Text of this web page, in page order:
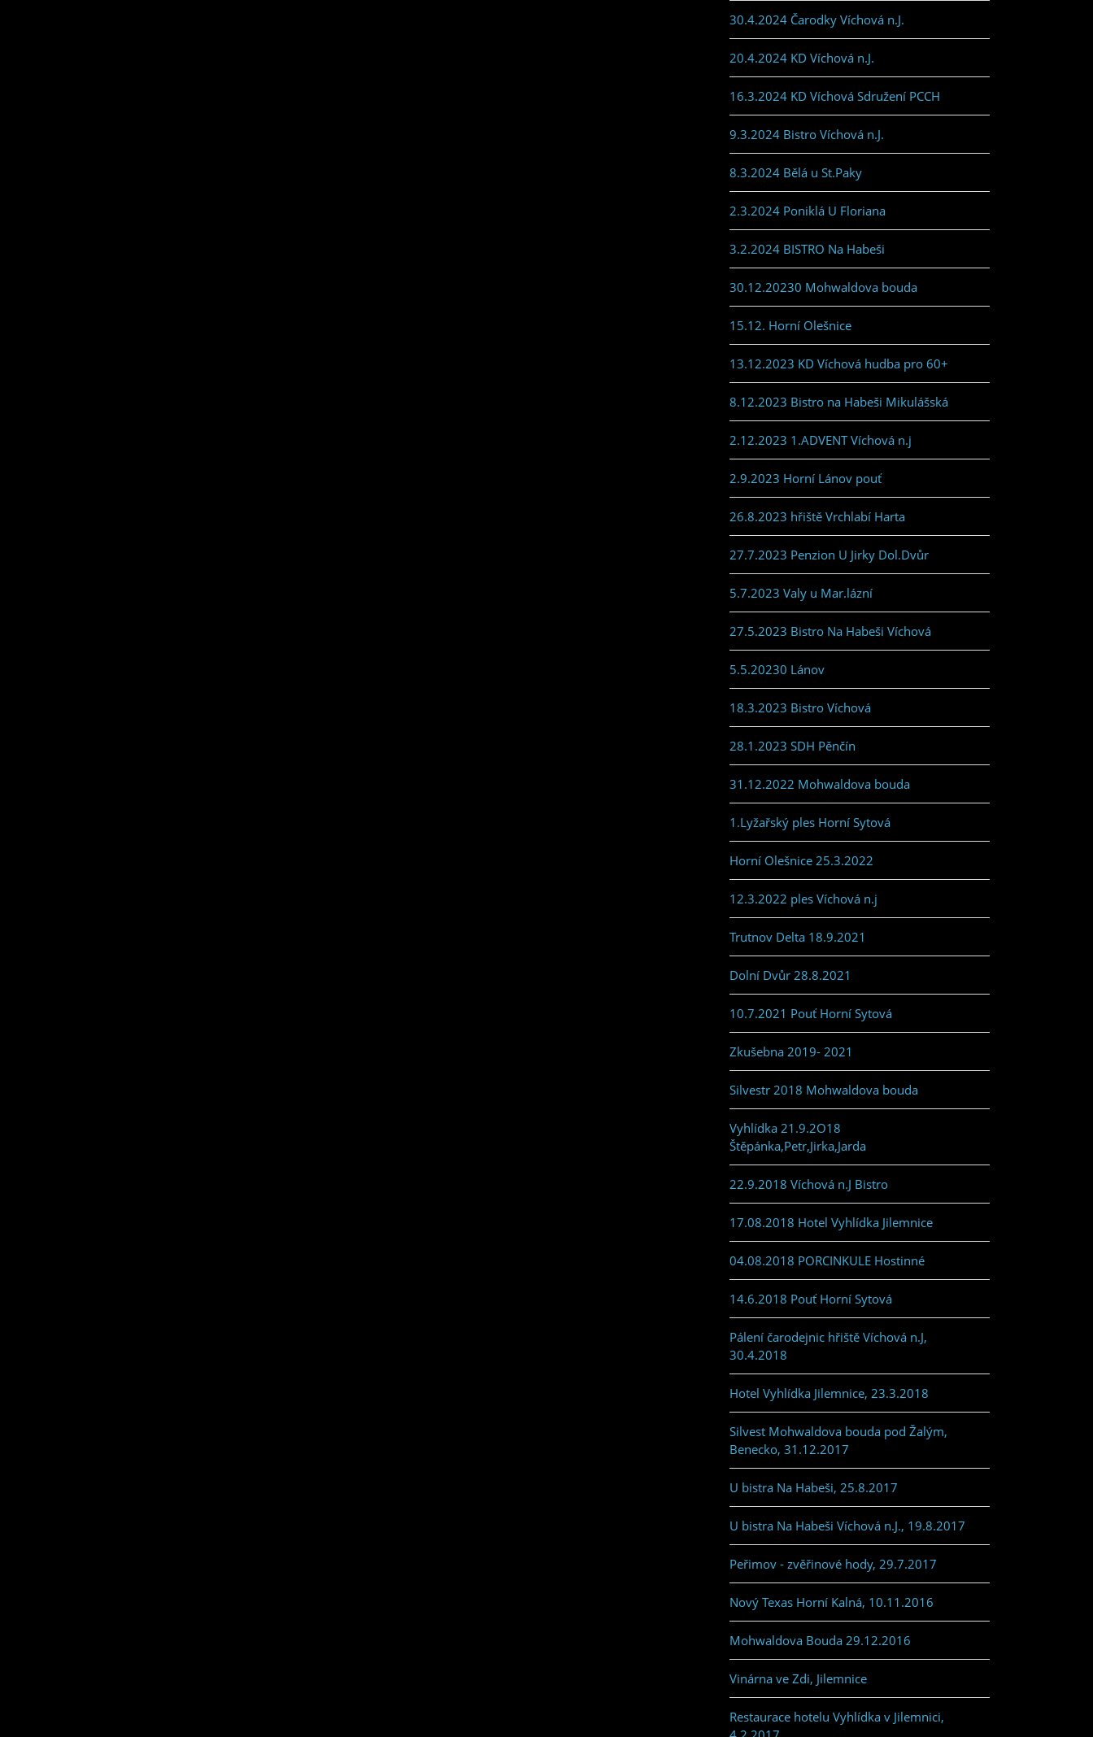
30.4.2024 Čarodky Víchová n.J.
20.4.2024 KD Víchová n.J.
16.3.2024 KD Víchová Sdružení PCCH
9.3.2024 Bistro Víchová n.J.
8.3.2024 Bělá u St.Paky
2.3.2024 Poniklá U Floriana
3.2.2024 BISTRO Na Habeši
30.12.20230 Mohwaldova bouda
15.12. Horní Olešnice
13.12.2023 KD Víchová hudba pro 60+
8.12.2023 Bistro na Habeši Mikulášská
2.12.2023 1.ADVENT Víchová n.j
2.9.2023 Horní Lánov pouť
26.8.2023 hřiště Vrchlabí Harta
27.7.2023 Penzion U Jirky Dol.Dvůr
5.7.2023 Valy u Mar.lázní
27.5.2023 Bistro Na Habeši Víchová
5.5.20230 Lánov
18.3.2023 Bistro Víchová
28.1.2023 SDH Pěnčín
31.12.2022 Mohwaldova bouda
1.Lyžařský ples Horní Sytová
Horní Olešnice 25.3.2022
12.3.2022 ples Víchová n.j
Trutnov Delta 18.9.2021
Dolní Dvůr 28.8.2021
10.7.2021 Pouť Horní Sytová
Zkušebna 2019- 2021
Silvestr 2018 Mohwaldova bouda
Vyhlídka 21.9.2O18
Štěpánka,Petr,Jirka,Jarda
22.9.2018 Víchová n.J Bistro
17.08.2018 Hotel Vyhlídka Jilemnice
04.08.2018 PORCINKULE Hostinné
14.6.2018 Pouť Horní Sytová
Pálení čarodejnic hřiště Víchová n.J,
30.4.2018
Hotel Vyhlídka Jilemnice, 23.3.2018
Silvest Mohwaldova bouda pod Žalým,
Benecko, 31.12.2017
U bistra Na Habeši, 25.8.2017
U bistra Na Habeši Víchová n.J., 19.8.2017
Peřimov - zvěřinové hody, 29.7.2017
Nový Texas Horní Kalná, 10.11.2016
Mohwaldova Bouda 29.12.2016
Vinárna ve Zdi, Jilemnice
Restaurace hotelu Vyhlídka v Jilemnici,